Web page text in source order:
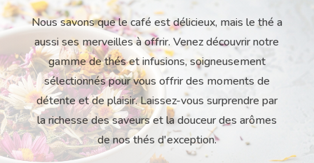
Nous savons que le café est délicieux, mais le thé a
aussi ses merveilles à offrir. Venez découvrir notre
gamme de thés et infusions, soigneusement
sélectionnés pour vous offrir des moments de
détente et de plaisir. Laissez-vous surprendre par
la richesse des saveurs et la douceur des arômes
de nos thés d'exception.